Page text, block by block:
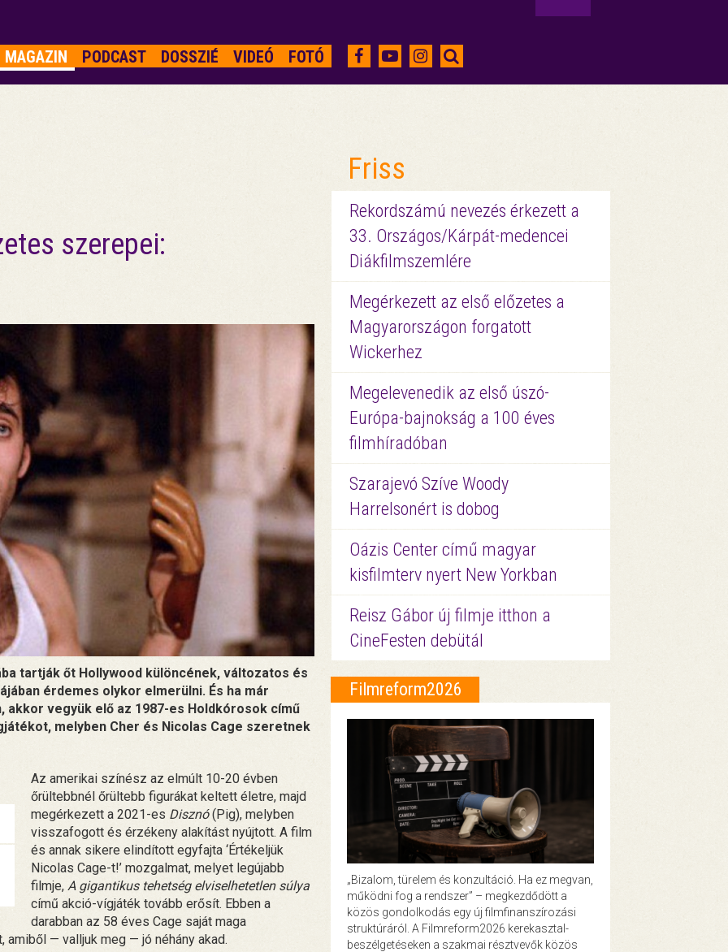
MAGAZIN PODCAST DOSSZIÉ VIDEÓ FOTÓ
szerepei:
tartják őt Hollywood különcének, változatos és
érdemes olykor elmerülni. És ha már
akkor vegyük elő az 1987-es Holdkórosok című
melyben Cher és Nicolas Cage szeretnek
Az amerikai színész az elmúlt 10-20 évben
őrültebbnél őrültebb figurákat keltett életre, majd
megérkezett a 2021-es Disznó(Pig), melyben
visszafogott és érzékeny alakítást nyújtott. A film
és annak sikere elindított egyfajta ‘Értékeljük
Nicolas Cage-t!’ mozgalmat, melyet legújabb
filmje,A gigantikus tehetség elviselhetetlen súlya
című akció-vígjáték tovább erősít. Ebben a
darabban az 58 éves Cage saját maga
— valljuk meg — jó néhány akad.
Friss
Rekordszámú nevezés érkezett a
33. Országos/Kárpát-medencei
Diákfilmszemlére
Megérkezett az első előzetes a
Magyarországon forgatott
Wickerhez
Megelevenedik az első úszó-
Európa-bajnokság a 100 éves
filmhíradóban
Szarajevó Szíve Woody
Harrelsonért is dobog
Oázis Center című magyar
kisfilmterv nyert New Yorkban
Reisz Gábor új filmje itthon a
CineFesten debütál
Filmreform2026
„Bizalom, türelem és konzultáció. Ha ez megvan,
működni fog a rendszer” – megkezdődött a
közös gondolkodás egy új filmfinanszírozási
struktúráról. A Filmreform2026 kerekasztal-
beszélgetéseken a szakmai résztvevők közös